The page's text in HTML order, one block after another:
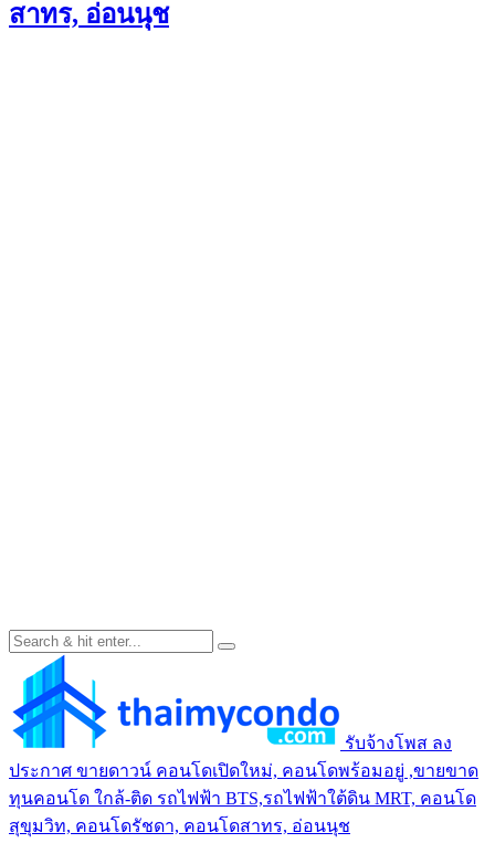
สาทร, อ่อนนุช
รับจ้างโพส ลง
ประกาศ ขายดาวน์ คอนโดเปิดใหม่, คอนโดพร้อมอยู่ ,ขายขาด
ทุนคอนโด ใกล้-ติด รถไฟฟ้า BTS,รถไฟฟ้าใต้ดิน MRT, คอนโด
สุขุมวิท, คอนโดรัชดา, คอนโดสาทร, อ่อนนุช